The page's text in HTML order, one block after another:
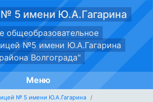
5 имени Ю.А.Гагарина
общеобразовательное
№5 имени Ю.А.Гагарина
Волгограда"
Меню
№ 5 имени Ю.А.Гагарина